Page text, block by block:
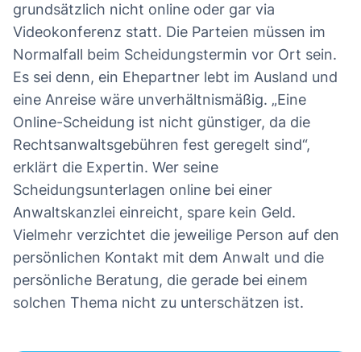
grundsätzlich nicht online oder gar via
Videokonferenz statt. Die Parteien müssen im
Normalfall beim Scheidungstermin vor Ort sein.
Es sei denn, ein Ehepartner lebt im Ausland und
eine Anreise wäre unverhältnismäßig. „Eine
Online-Scheidung ist nicht günstiger, da die
Rechtsanwaltsgebühren fest geregelt sind“,
erklärt die Expertin. Wer seine
Scheidungsunterlagen online bei einer
Anwaltskanzlei einreicht, spare kein Geld.
Vielmehr verzichtet die jeweilige Person auf den
persönlichen Kontakt mit dem Anwalt und die
persönliche Beratung, die gerade bei einem
solchen Thema nicht zu unterschätzen ist.